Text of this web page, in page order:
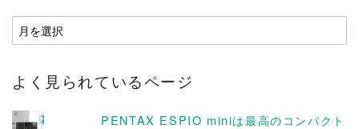
ア
ー
イ
よく見られているページ
PENTAX ESPIO miniは最高のコンパクト